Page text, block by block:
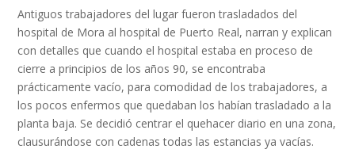
Antiguos trabajadores del lugar fueron trasladados del
hospital de Mora al hospital de Puerto Real, narran y explican
con detalles que cuando el hospital estaba en proceso de
cierre a principios de los años 90, se encontraba
prácticamente vacío, para comodidad de los trabajadores, a
los pocos enfermos que quedaban los habían trasladado a la
planta baja. Se decidió centrar el quehacer diario en una zona,
clausurándose con cadenas todas las estancias ya vacías.